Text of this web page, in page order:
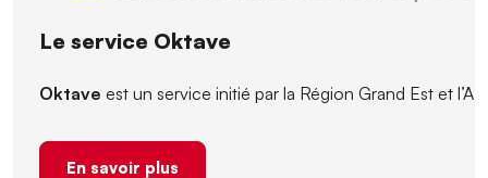
Le service Oktave
Oktave est un service initié par la Région Grand Est et
En savoir plus